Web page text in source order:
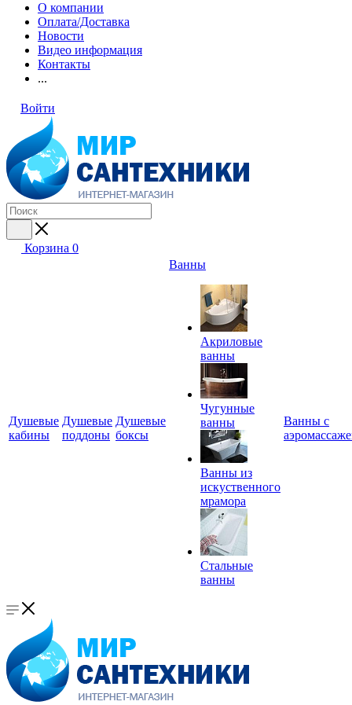
О компании
Оплата/Доставка
Новости
Видео информация
Контакты
...
Войти
Корзина 0
Душевые
кабины
Душевые
поддоны
Душевые
боксы
Ванны
Акриловые
ванны
Чугунные
ванны
Ванны из
искуственного
мрамора
Стальные
ванны
Ванны с